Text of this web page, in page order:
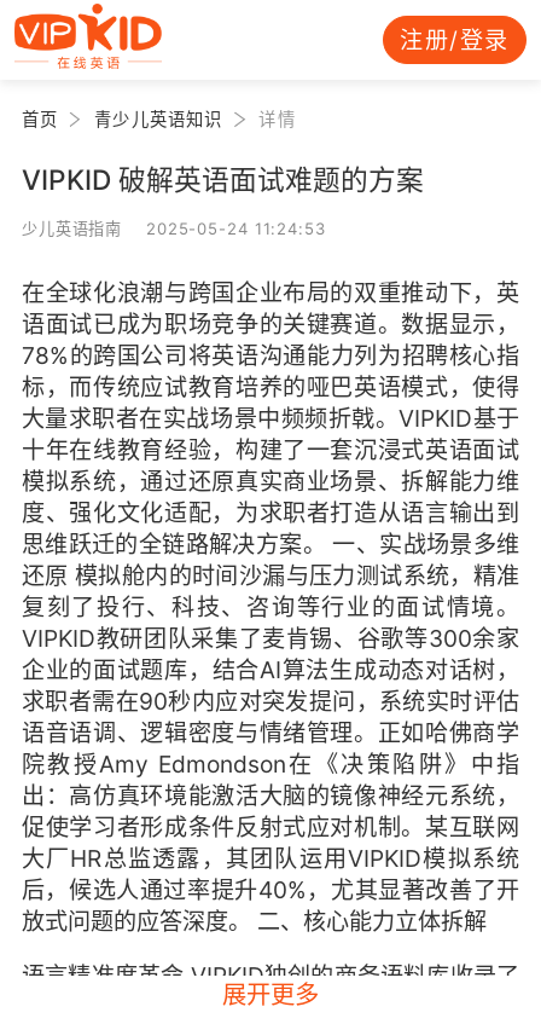
注册/登录
首页 青少儿英语知识 详情
VIPKID 破解英语面试难题的方案
少儿英语指南 2025-05-24 11:24:53
在全球化浪潮与跨国企业布局的双重推动下，英
语面试已成为职场竞争的关键赛道。数据显示，
78%的跨国公司将英语沟通能力列为招聘核心指
标，而传统应试教育培养的哑巴英语模式，使得
大量求职者在实战场景中频频折戟。VIPKID基于
十年在线教育经验，构建了一套沉浸式英语面试
模拟系统，通过还原真实商业场景、拆解能力维
度、强化文化适配，为求职者打造从语言输出到
思维跃迁的全链路解决方案。 一、实战场景多维
还原 模拟舱内的时间沙漏与压力测试系统，精准
复刻了投行、科技、咨询等行业的面试情境。
VIPKID教研团队采集了麦肯锡、谷歌等300余家
企业的面试题库，结合AI算法生成动态对话树，
求职者需在90秒内应对突发提问，系统实时评估
语音语调、逻辑密度与情绪管理。正如哈佛商学
院教授Amy Edmondson在《决策陷阱》中指
出：高仿真环境能激活大脑的镜像神经元系统，
促使学习者形成条件反射式应对机制。某互联网
大厂HR总监透露，其团队运用VIPKID模拟系统
后，候选人通过率提升40%，尤其显著改善了开
放式问题的应答深度。 二、核心能力立体拆解
语言精准度革命 VIPKID独创的商务语料库收录了
200万条真实面试对话，通过语义分析发现，优
展开更多